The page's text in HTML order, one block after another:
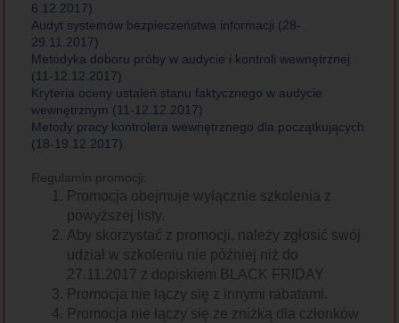
6.12.2017)
Audyt systemów bezpieczeństwa informacji (28-
29.11.2017)
Metodyka doboru próby w audycie i kontroli wewnętrznej
(11-12.12.2017)
Kryteria oceny ustaleń stanu faktycznego w audycie
wewnętrznym (11-12.12.2017)
Metody pracy kontrolera wewnętrznego dla początkujących
(18-19.12.2017)
Regulamin promocji:
Promocja obejmuje wyłącznie szkolenia z
powyższej listy.
Aby skorzystać z promocji, należy zgłosić swój
udział w szkoleniu nie później niż do
27.11.2017 z dopiskiem BLACK FRIDAY
Promocja nie łączy się z innymi rabatami.
Promocja nie łączy się ze zniżką dla członków